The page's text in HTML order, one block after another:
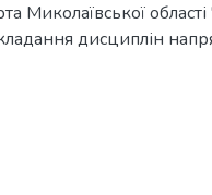
Миколаївської
дисциплін